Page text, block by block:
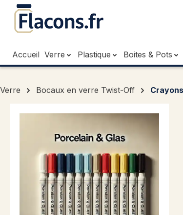
au contenu principal
Passer à la recherche
Passer à la navigation principale
Accueil Verre Plastique Boites & Pots
Verre Bocaux en verre Twist-Off